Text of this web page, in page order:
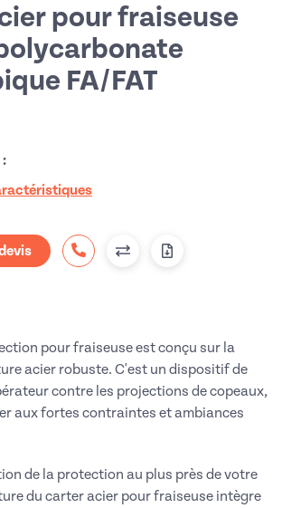
pour fraiseuse
FA/FAT
pour fraiseuse est conçu sur la
acier robuste. C'est un dispositif de
contre les projections de copeaux,
aux fortes contraintes et ambiances
de la protection au plus près de votre
du carter acier pour fraiseuse intègre